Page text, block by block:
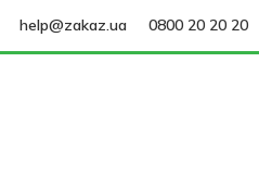
help@zakaz.ua 0800 20 20 20